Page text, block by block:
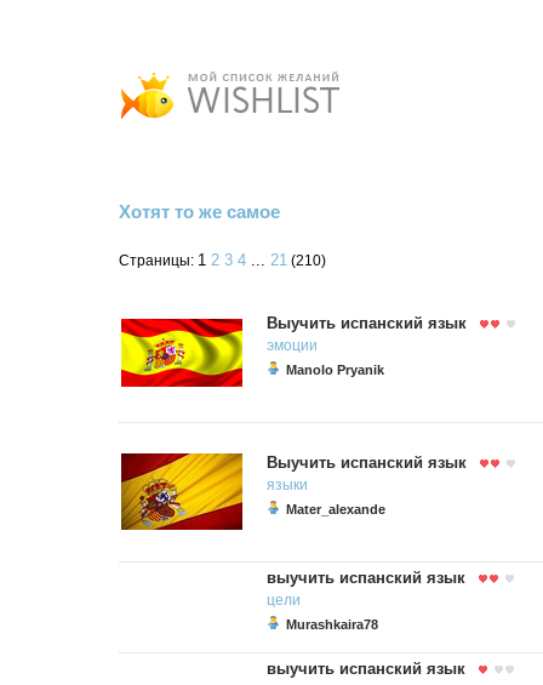
Хотят то же самое
Страницы: 1 2 3 4 ... 21 (210)
Выучить испанский язык
эмоции
Manolo Pryanik
Выучить испанский язык
языки
Mater_alexande
выучить испанский язык
цели
Murashkaira78
выучить испанский язык